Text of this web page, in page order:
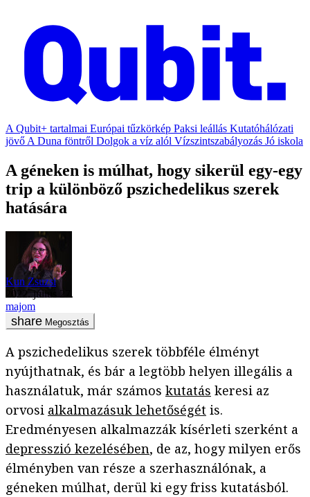
A Qubit+ tartalmai Európai tűzkörkép Paksi leállás Kutatóhálózati
jövő A Duna föntről Dolgok a víz alól Vízszintszabályozás Jó iskola
A géneken is múlhat, hogy sikerül egy-egy
trip a különböző pszichedelikus szerek
hatására
Kun Zsuzsi
2022. július 27.
majom
Megosztás
A pszichedelikus szerek többféle élményt
nyújthatnak, és bár a legtöbb helyen illegális a
használatuk, már számos kutatás keresi az
orvosi alkalmazásuk lehetőségét is.
Eredményesen alkalmazzák kísérleti szerként a
depresszió kezelésében, de az, hogy milyen erős
élményben van része a szerhasználónak, a
géneken múlhat, derül ki egy friss kutatásból.